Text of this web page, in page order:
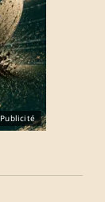
Publicité